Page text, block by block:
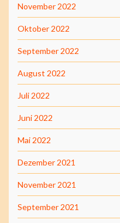
November 2022
Oktober 2022
September 2022
August 2022
Juli 2022
Juni 2022
Mai 2022
Dezember 2021
November 2021
September 2021